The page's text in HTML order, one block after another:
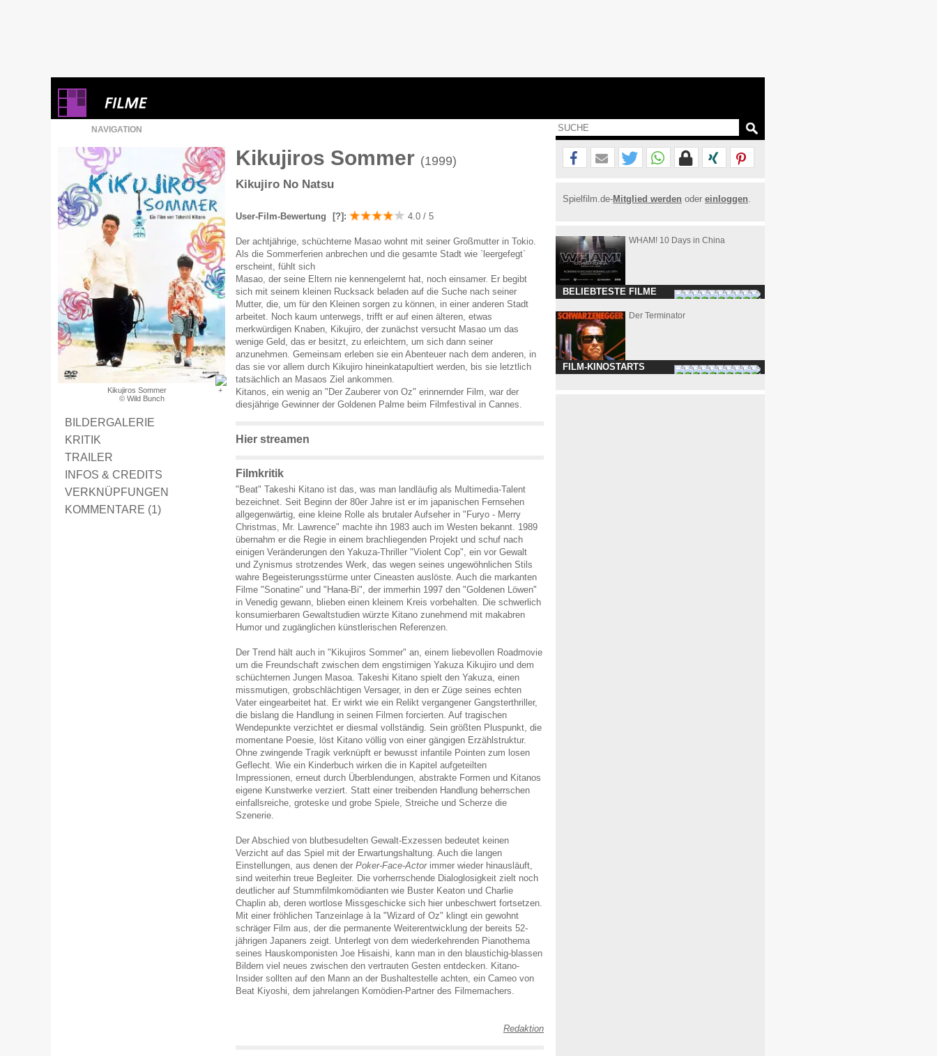
NAVIGATION
Kikujiros Sommer
© Wild Bunch
BILDERGALERIE
KRITIK
TRAILER
INFOS & CREDITS
VERKNÜPFUNGEN
KOMMENTARE (1)
Kikujiros Sommer (1999)
Kikujiro No Natsu
User-Film-Bewertung [?] : 4.0 / 5
Der achtjährige, schüchterne Masao wohnt mit seiner Großmutter in Tokio.
Als die Sommerferien anbrechen und die gesamte Stadt wie `leergefegt`
erscheint, fühlt sich
Masao, der seine Eltern nie kennengelernt hat, noch einsamer. Er begibt
sich mit seinem kleinen Rucksack beladen auf die Suche nach seiner
Mutter, die, um für den Kleinen sorgen zu können, in einer anderen Stadt
arbeitet. Noch kaum unterwegs, trifft er auf einen älteren, etwas
merkwürdigen Knaben, Kikujiro, der zunächst versucht Masao um das
wenige Geld, das er besitzt, zu erleichtern, um sich dann seiner
anzunehmen. Gemeinsam erleben sie ein Abenteuer nach dem anderen, in
das sie vor allem durch Kikujiro hineinkatapultiert werden, bis sie letztlich
tatsächlich an Masaos Ziel ankommen.
Kitanos, ein wenig an "Der Zauberer von Oz" erinnernder Film, war der
diesjährige Gewinner der Goldenen Palme beim Filmfestival in Cannes.
Hier streamen
Filmkritik
"Beat" Takeshi Kitano ist das, was man landläufig als Multimedia-Talent
bezeichnet. Seit Beginn der 80er Jahre ist er im japanischen Fernsehen
allgegenwärtig, eine kleine Rolle als brutaler Aufseher in "Furyo - Merry
Christmas, Mr. Lawrence" machte ihn 1983 auch im Westen bekannt. 1989
übernahm er die Regie in einem brachliegenden Projekt und schuf nach
einigen Veränderungen den Yakuza-Thriller "Violent Cop", ein vor Gewalt
und Zynismus strotzendes Werk, das wegen seines ungewöhnlichen Stils
wahre Begeisterungsstürme unter Cineasten auslöste. Auch die markanten
Filme "Sonatine" und "Hana-Bi", der immerhin 1997 den "Goldenen Löwen"
in Venedig gewann, blieben einen kleinem Kreis vorbehalten. Die schwerlich
konsumierbaren Gewaltstudien würzte Kitano zunehmend mit makabren
Humor und zugänglichen künstlerischen Referenzen.
Der Trend hält auch in "Kikujiros Sommer" an, einem liebevollen Roadmovie
um die Freundschaft zwischen dem engstirnigen Yakuza Kikujiro und dem
schüchternen Jungen Masoa. Takeshi Kitano spielt den Yakuza, einen
missmutigen, grobschlächtigen Versager, in den er Züge seines echten
Vater eingearbeitet hat. Er wirkt wie ein Relikt vergangener Gangsterthriller,
die bislang die Handlung in seinen Filmen forcierten. Auf tragischen
Wendepunkte verzichtet er diesmal vollständig. Sein größten Pluspunkt, die
momentane Poesie, löst Kitano völlig von einer gängigen Erzählstruktur.
Ohne zwingende Tragik verknüpft er bewusst infantile Pointen zum losen
Geflecht. Wie ein Kinderbuch wirken die in Kapitel aufgeteilten
Impressionen, erneut durch Überblendungen, abstrakte Formen und Kitanos
eigene Kunstwerke verziert. Statt einer treibenden Handlung beherrschen
einfallsreiche, groteske und grobe Spiele, Streiche und Scherze die
Szenerie.
Der Abschied von blutbesudelten Gewalt-Exzessen bedeutet keinen
Verzicht auf das Spiel mit der Erwartungshaltung. Auch die langen
Einstellungen, aus denen der Poker-Face-Actorimmer wieder hinausläuft,
sind weiterhin treue Begleiter. Die vorherrschende Dialoglosigkeit zielt noch
deutlicher auf Stummfilmkomödianten wie Buster Keaton und Charlie
Chaplin ab, deren wortlose Missgeschicke sich hier unbeschwert fortsetzen.
Mit einer fröhlichen Tanzeinlage à la "Wizard of Oz" klingt ein gewohnt
schräger Film aus, der die permanente Weiterentwicklung der bereits 52-
jährigen Japaners zeigt. Unterlegt von dem wiederkehrenden Pianothema
seines Hauskomponisten Joe Hisaishi, kann man in den blaustichig-blassen
Bildern viel neues zwischen den vertrauten Gesten entdecken. Kitano-
Insider sollten auf den Mann an der Bushaltestelle achten, ein Cameo von
Beat Kiyoshi, dem jahrelangen Komödien-Partner des Filmemachers.
Redaktion
Spielfilm.de-Mitglied werden oder einloggen.
WHAM! 10 Days in China
BELIEBTESTE FILME
Der Terminator
FILM-KINOSTARTS